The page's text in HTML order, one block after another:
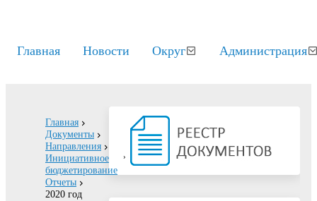
Главная Новости Округ Администрация
Главная
Документы
Направления
Инициативное
бюджетирование
Отчеты
2020 год